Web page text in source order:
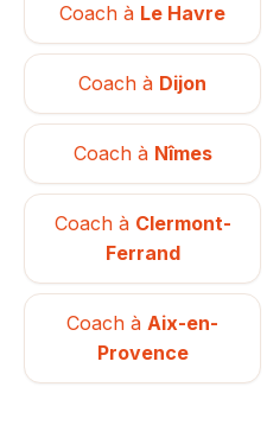
Coach à Le Havre
Coach à Dijon
Coach à Nîmes
Coach à Clermont-
Ferrand
Coach à Aix-en-
Provence